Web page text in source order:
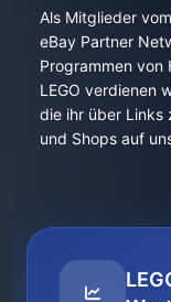
Als Mitglieder
eBay Partner
Programmen von
LEGO verdienen
die ihr über Links
und Shops auf